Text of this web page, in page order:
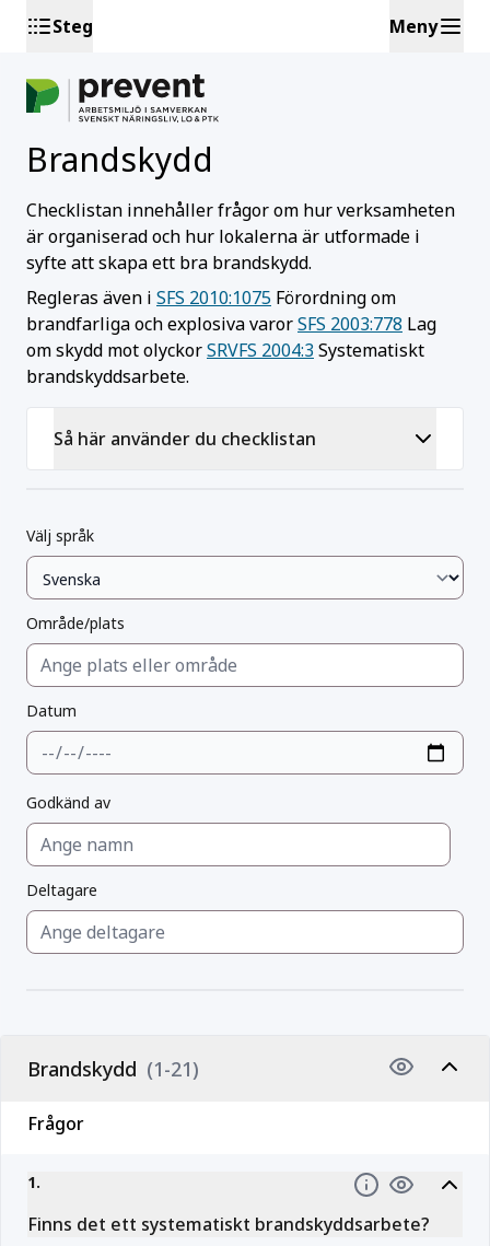
Steg Meny
Brandskydd
Checklistan innehåller frågor om hur verksamheten
är organiserad och hur lokalerna är utformade i
syfte att skapa ett bra brandskydd.
Regleras även i SFS 2010:1075 Förordning om
brandfarliga och explosiva varorSFS 2003:778 Lag
om skydd mot olyckorSRVFS 2004:3 Systematiskt
brandskyddsarbete.
Så här använder du checklistan
Välj språk
Område/plats
Datum
Godkänd av
Deltagare
Brandskydd (1-21)
Frågor
1.
Finns det ett systematiskt brandskyddsarbete?